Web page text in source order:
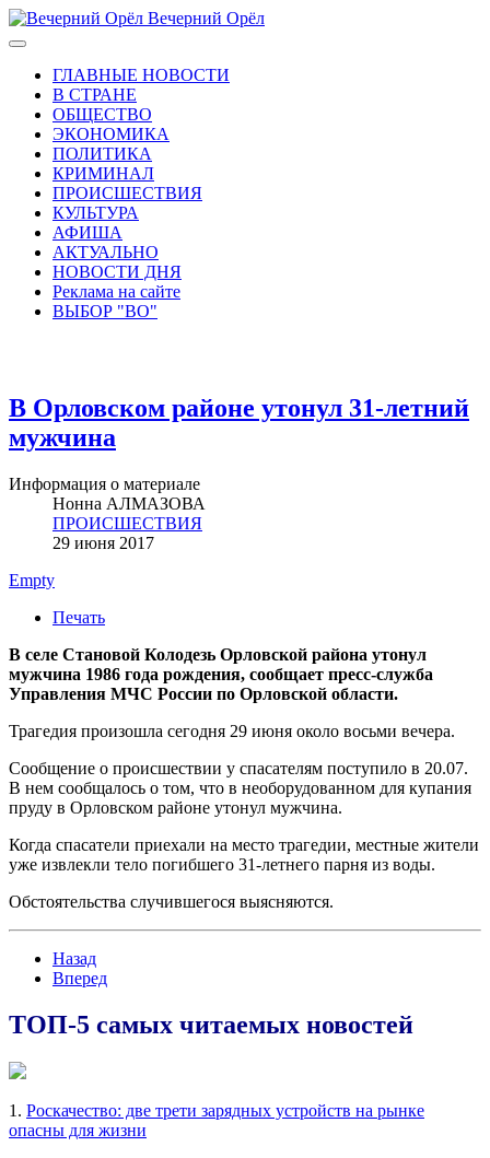
Вечерний Орёл
ГЛАВНЫЕ НОВОСТИ
В СТРАНЕ
ОБЩЕСТВО
ЭКОНОМИКА
ПОЛИТИКА
КРИМИНАЛ
ПРОИСШЕСТВИЯ
КУЛЬТУРА
АФИША
АКТУАЛЬНО
НОВОСТИ ДНЯ
Реклама на сайте
ВЫБОР "ВО"
В Орловском районе утонул 31-летний
мужчина
Информация о материале
Нонна АЛМАЗОВА
ПРОИСШЕСТВИЯ
29 июня 2017
Empty
Печать
В селе Становой Колодезь Орловской района утонул
мужчина 1986 года рождения, сообщает пресс-служба
Управления МЧС России по Орловской области.
Трагедия произошла сегодня 29 июня около восьми вечера.
Сообщение о происшествии у спасателям поступило в 20.07.
В нем сообщалось о том, что в необорудованном для купания
пруду в Орловском районе утонул мужчина.
Когда спасатели приехали на место трагедии, местные жители
уже извлекли тело погибшего 31-летнего парня из воды.
Обстоятельства случившегося выясняются.
Назад
Вперед
ТОП-5 самых читаемых новостей
1. Роскачество: две трети зарядных устройств на рынке
опасны для жизни